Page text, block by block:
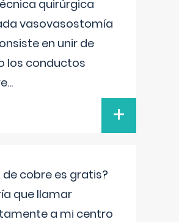
quirúrgica
vasovasostomía
en unir de
los conductos
...
+
de cobre es gratis?
que llamar
a mi centro